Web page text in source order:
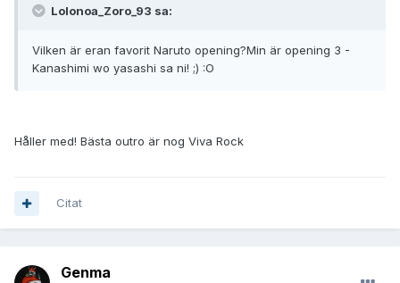
Lolonoa_Zoro_93 sa:
Vilken är eran favorit Naruto opening?Min är opening 3 -
Kanashimi wo yasashi sa ni! ;) :O
Håller med! Bästa outro är nog Viva Rock
Citat
Genma